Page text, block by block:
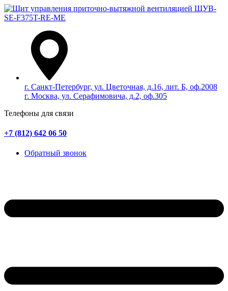
г. Санкт-Петербург, ул. Цветочная, д.16, лит. Б, оф.2008
г. Москва, ул. Серафимовича, д.2, оф.305
Телефоны для связи
+7 (812) 642 06 50
Обратный звонок